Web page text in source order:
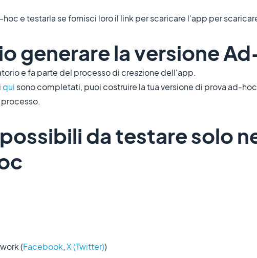
e testarla se fornisci loro il link per scaricare l'app per
generare la versione
e fa parte del processo di creazione dell'app.
qui sono completati, puoi costruire la tua versione di prova ad-
processo.
da testare solo
(Facebook,X (Twitter))